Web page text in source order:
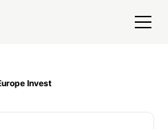
Invest